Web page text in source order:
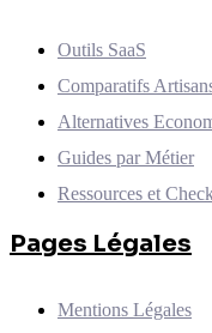
Outils SaaS
Comparatifs
Alternatives
Guides par Métier
Ressources et
Pages Légales
Mentions Légales